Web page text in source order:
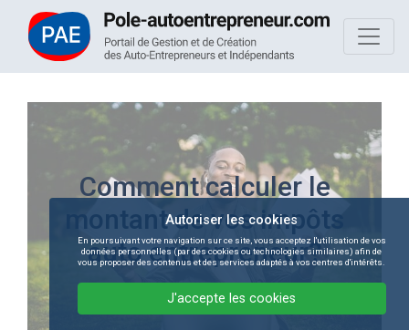
Comment calculer le
montant de vos impôts
auto entrepreneur?
Autoriser les cookies
En poursuivant votre navigation sur ce site, vous acceptez l'utilisation de vos
données personnelles (par des cookies ou technologies similaires) afin de
vous proposer des contenus et des services adaptés à vos centres d'intérêts.
J'accepte les cookies